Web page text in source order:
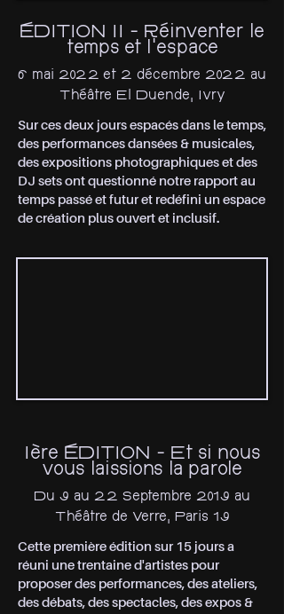
ÉDITION II - Réinventer le
temps et l’espace
6 mai 2022 et 2 décembre 2022 au
Théâtre El Duende, Ivry
Sur ces deux jours espacés dans le temps,
des performances dansées & musicales,
des expositions photographiques et des
DJ sets ont questionné notre rapport au
temps passé et futur et redéfini un espace
de création plus ouvert et inclusif.
Ière ÉDITION - Et si nous
vous laissions la parole
Du 9 au 22 Septembre 2019 au
Théâtre de Verre, Paris 19
Cette première édition sur 15 jours a
réuni une trentaine d'artistes pour
proposer des performances, des ateliers,
des débats, des spectacles, des expos &